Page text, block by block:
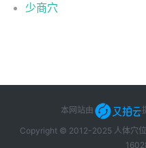
少商穴
本网站由
Copyright © 2012-2025 人体穴